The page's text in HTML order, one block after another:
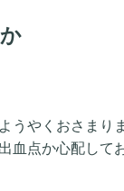
うやくおさまり
血点か心配して